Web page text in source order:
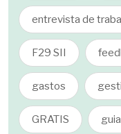
entrevista de
F29 SII
gastos
GRATIS guia